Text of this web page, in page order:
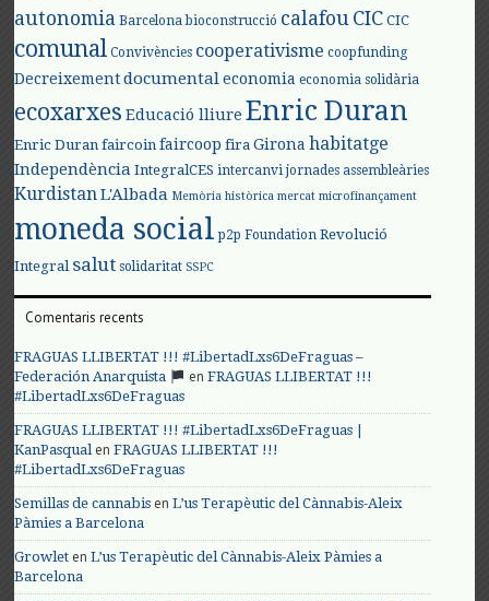
autonomia Barcelona bioconstrucció calafouCIC CIC
comunal Convivències cooperativisme coopfunding
Decreixement documental economia economia solidària
ecoxarxes Educació lliure Enric Duran
Enric Duran faircoin faircoop fira Girona habitatge
Independència IntegralCES intercanvi jornades assembleàries
KurdistanL'Albada Memòria històrica mercat microfinançament
moneda social p2p Foundation Revolució
Integral salut solidaritat SSPC
Comentaris recents
FRAGUAS LLIBERTAT !!! #LibertadLxs6DeFraguas –
Federación Anarquista
enFRAGUAS LLIBERTAT !!!
#LibertadLxs6DeFraguas
FRAGUAS LLIBERTAT !!! #LibertadLxs6DeFraguas |
KanPasqualenFRAGUAS LLIBERTAT !!!
#LibertadLxs6DeFraguas
Semillas de cannabis enL’us Terapèutic del Cànnabis-Aleix
Pàmies a Barcelona
Growlet enL’us Terapèutic del Cànnabis-Aleix Pàmies a
Barcelona